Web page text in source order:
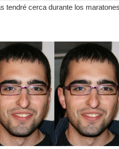
tendré cerca durante los